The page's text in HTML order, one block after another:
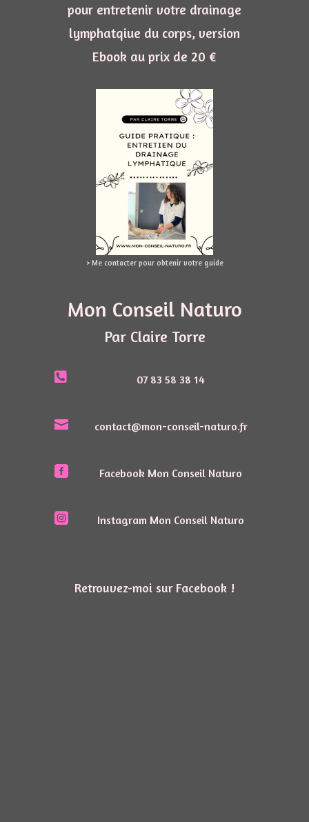
pour entretenir votre drainage
lymphatqiue du corps, version
Ebook au prix de 20 €
> Me contacter pour obtenir votre guide
Mon Conseil Naturo
Par Claire Torre
 07 83 58 38 14
 contact@mon-conseil-naturo.fr
 Facebook Mon Conseil Naturo
 Instagram Mon Conseil Naturo
Retrouvez-moi sur Facebook !